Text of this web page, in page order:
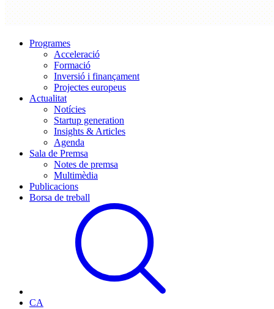
Programes
Acceleració
Formació
Inversió i finançament
Projectes europeus
Actualitat
Notícies
Startup generation
Insights & Articles
Agenda
Sala de Premsa
Notes de premsa
Multimèdia
Publicacions
Borsa de treball
CA